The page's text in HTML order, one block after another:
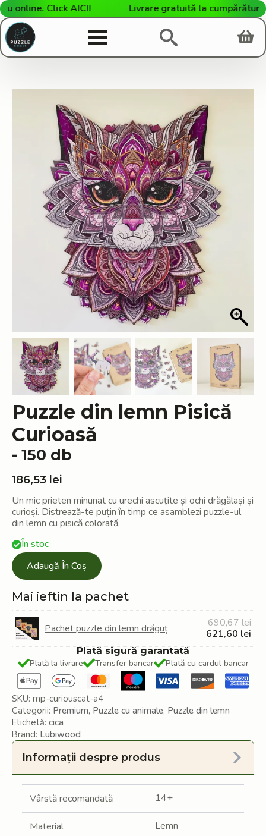
Click AICI! Livrare gratuită la cumpărături
Puzzle din lemn Pisică
Curioasă
- 150 db
186,53 lei
Un mic prieten minunat cu urechi ascuțite și ochi drăgălași și
curioși. Distrează-te puțin în timp ce asamblezi puzzle-ul
din lemn cu pisică colorată.
În stoc
Adaugă În Coș
Mai ieftin la pachet
Pachet puzzle din lemn drăguț 690,67lei
a
621,60 lei
Plată sigură garantată
Plată la livrare
Transfer bancar Plată cu cardul bancar
SKU: mp-curiouscat-a4
Categorii: Premium, Puzzle cu animale, Puzzle din lemn
Etichetă: cica
Brand: Lubiwood
Informații despre produs
Vârstă recomandată 14+
Material Lemn